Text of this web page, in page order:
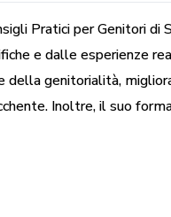
genitorialità di
Pratici per Genitori
e dalle esperienze
della genitorialità,
Inoltre, il suo